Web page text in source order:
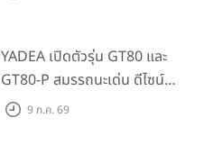
YADEA เปิดตัวรุ่น GT80 และ
GT80-P สมรรถนะเด่น ดีไซน์หรู
ปลอดภัย ราคาเข้าถึงง่าย จด
9 ก.ค. 69